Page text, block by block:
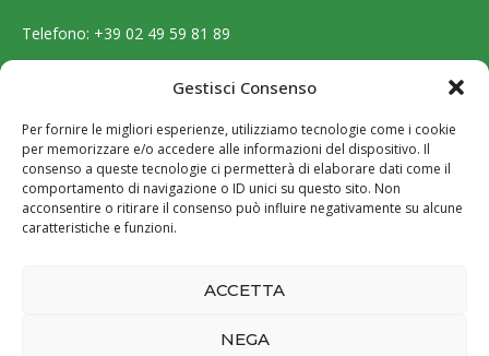
Gestisci Consenso
Per fornire le migliori esperienze, utilizziamo tecnologie come i cookie
per memorizzare e/o accedere alle informazioni del dispositivo. Il
consenso a queste tecnologie ci permetterà di elaborare dati come il
comportamento di navigazione o ID unici su questo sito. Non
acconsentire o ritirare il consenso può influire negativamente su alcune
caratteristiche e funzioni.
ACCETTA
NEGA
Telefono: +39 02 49 59 81 89
segreteria@ordinebiologilombardia.it
LEGAL PAGES
Amministrazione trasparente